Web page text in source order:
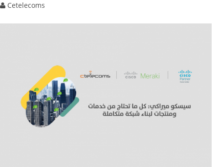
Cetelecoms